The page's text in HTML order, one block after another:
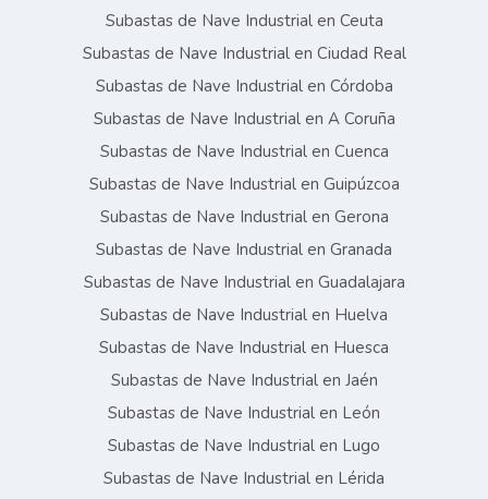
Subastas de Nave Industrial en Ceuta
Subastas de Nave Industrial en Ciudad Real
Subastas de Nave Industrial en Córdoba
Subastas de Nave Industrial en A Coruña
Subastas de Nave Industrial en Cuenca
Subastas de Nave Industrial en Guipúzcoa
Subastas de Nave Industrial en Gerona
Subastas de Nave Industrial en Granada
Subastas de Nave Industrial en Guadalajara
Subastas de Nave Industrial en Huelva
Subastas de Nave Industrial en Huesca
Subastas de Nave Industrial en Jaén
Subastas de Nave Industrial en León
Subastas de Nave Industrial en Lugo
Subastas de Nave Industrial en Lérida